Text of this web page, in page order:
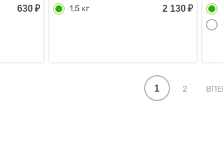
630 ₽ 1,5 кг 2 130₽
1 2